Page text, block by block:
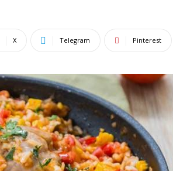
X Telegram Pinterest